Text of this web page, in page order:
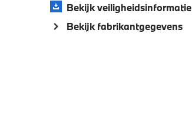
Bekijk veiligheidsinformatie
Bekijk fabrikantgegevens